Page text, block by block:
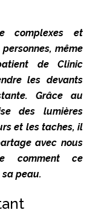
complexes et
même
de Clinic
les devants
Grâce au
des lumières
et les taches, il
avec nous
comment ce
peau.